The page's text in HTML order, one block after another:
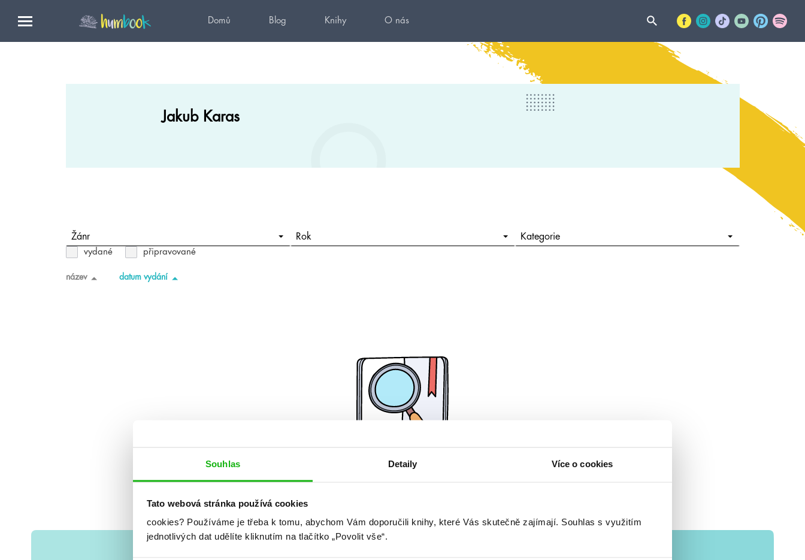
Souhlas Detaily Více o cookies
Tato webová stránka používá cookies
cookies? Používáme je třeba k tomu, abychom Vám doporučili knihy, které Vás skutečně zajímají. Souhlas s využitím
jednotlivých dat udělíte kliknutím na tlačítko „Povolit vše“.
Domů Blog Knihy O nás
Jakub Karas
Žánr Rok Kategorie
vydané připravované
název datum vydání